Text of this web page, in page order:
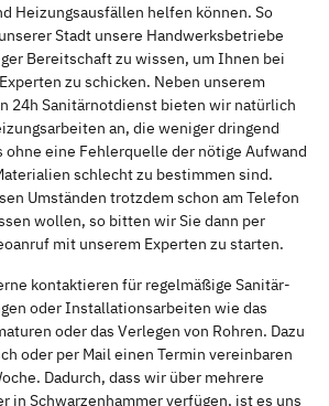
Heizungsausfällen helfen können. So
Stadt unsere Handwerksbetriebe
Bereitschaft zu wissen, um Ihnen bei
zu schicken. Neben unserem
24h Sanitärnotdienst bieten wir natürlich
an, die weniger dringend
ohne eine Fehlerquelle der nötige Aufwand
schlecht zu bestimmen sind.
Umständen trotzdem schon am Telefon
wollen, so bitten wir Sie dann per
mit unserem Experten zu starten.
kontaktieren für regelmäßige Sanitär-
oder Installationsarbeiten wie das
oder das Verlegen von Rohren. Dazu
oder per Mail einen Termin vereinbaren
Dadurch, dass wir über mehrere
in Schwarzenhammer verfügen, ist es uns